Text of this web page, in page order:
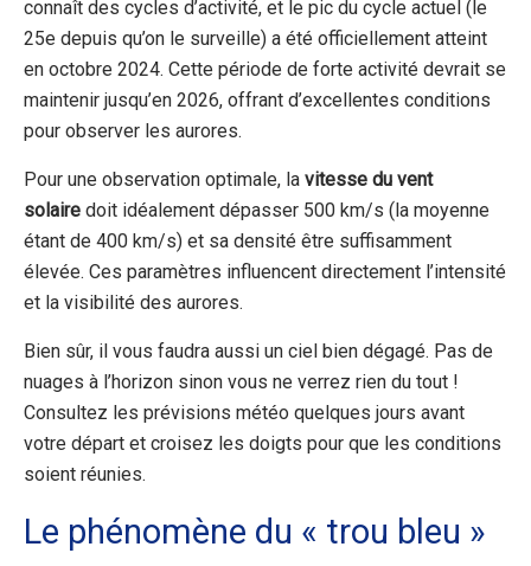
connaît des cycles d’activité, et le pic du cycle actuel (le
25e depuis qu’on le surveille) a été officiellement atteint
en octobre 2024. Cette période de forte activité devrait se
maintenir jusqu’en 2026, offrant d’excellentes conditions
pour observer les aurores.
Pour une observation optimale, la vitesse du vent
solaire doit idéalement dépasser 500 km/s (la moyenne
étant de 400 km/s) et sa densité être suffisamment
élevée. Ces paramètres influencent directement l’intensité
et la visibilité des aurores.
Bien sûr, il vous faudra aussi un ciel bien dégagé. Pas de
nuages à l’horizon sinon vous ne verrez rien du tout !
Consultez les prévisions météo quelques jours avant
votre départ et croisez les doigts pour que les conditions
soient réunies.
Le phénomène du « trou bleu »